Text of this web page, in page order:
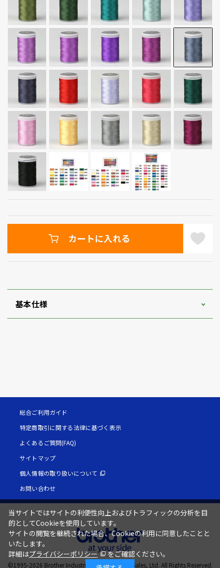
カートに入れる
基本仕様
総合ご利用ガイド
特定商取引に関する法律に基づく表示
よくあるご質問(FAQ)
サイトマップ
個人情報の取り扱いについて
お問い合わせ
©1995-2026 Brother Industries, Ltd. / Brother Sales, Ltd. All Rights Reserved.
当サイトではサイトの利便性向上およびトラフィックの分析を目
的としてCookieを使用しています。
サイトの閲覧を継続された場合、Cookieの利用に同意したことと
いたします。
詳細はプライバシーポリシー
をご確認ください。